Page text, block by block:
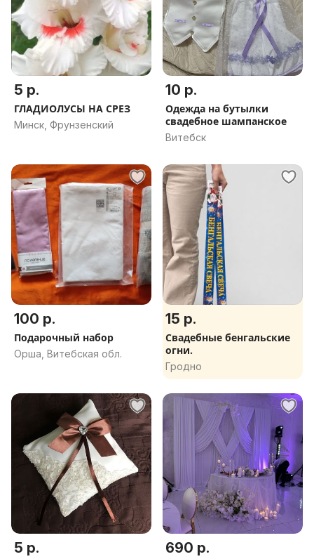
5 р.
ГЛАДИОЛУСЫ НА СРЕЗ
Минск, Фрунзенский
10 р.
Одежда на бутылки
свадебное шампанское
Витебск
100 р.
Подарочный набор
Орша, Витебская обл.
15 р.
Свадебные бенгальские
огни.
Гродно
5 р. 690 р.